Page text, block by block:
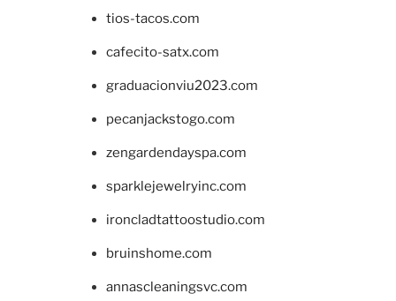
tios-tacos.com
cafecito-satx.com
graduacionviu2023.com
pecanjackstogo.com
zengardendayspa.com
sparklejewelryinc.com
ironcladtattoostudio.com
bruinshome.com
annascleaningsvc.com